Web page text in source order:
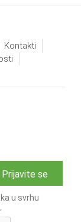
Kontakti
u svrhu